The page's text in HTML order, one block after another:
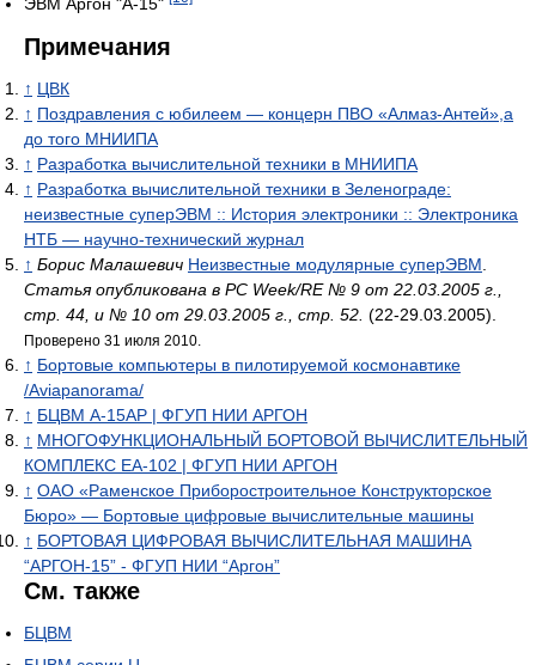
Примечания
↑ ЦВК
↑ Поздравления с юбилеем — концерн ПВО «Алмаз-Антей»,а
до того МНИИПА
↑ Разработка вычислительной техники в МНИИПА
↑ Разработка вычислительной техники в Зеленограде:
неизвестные суперЭВМ :: История электроники :: Электроника
НТБ — научно-технический журнал
↑ Борис Малашевич Неизвестные модулярные суперЭВМ
Статья опубликована в PC Week/RE № 9 от 22.03.2005 г.,
стр. 44, и № 10 от 29.03.2005 г., стр. 52. (22-29.03.2005).
Проверено 31 июля 2010.
↑ Бортовые компьютеры в пилотируемой космонавтике
/Aviapanorama/
↑ БЦВМ А-15АР | ФГУП НИИ АРГОН
↑ МНОГОФУНКЦИОНАЛЬНЫЙ БОРТОВОЙ ВЫЧИСЛИТЕЛЬНЫЙ
КОМПЛЕКС ЕА-102 | ФГУП НИИ АРГОН
↑ ОАО «Раменское Приборостроительное Конструкторское
Бюро» — Бортовые цифровые вычислительные машины
↑ БОРТОВАЯ ЦИФРОВАЯ ВЫЧИСЛИТЕЛЬНАЯ МАШИНА
“АРГОН-15” - ФГУП НИИ “Аргон”
См. также
БЦВМ